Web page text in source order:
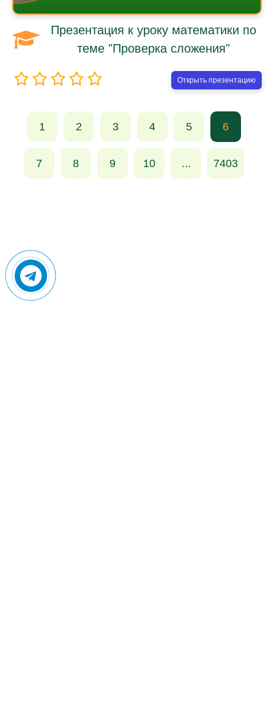
Презентация к уроку математики по
теме "Проверка сложения"
Открыть презентацию
1 2 3 4 5 6
7 8 9 10 ... 7403